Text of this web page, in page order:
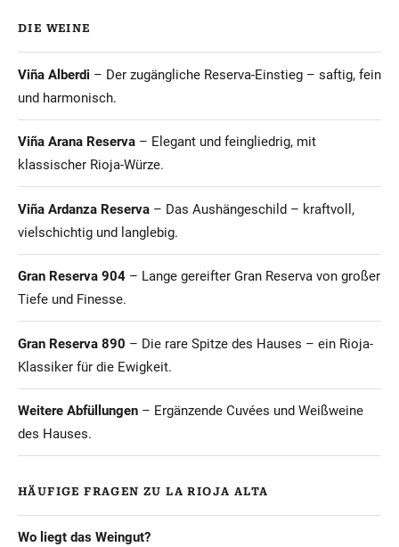
DIE WEINE
Viña Alberdi – Der zugängliche Reserva-Einstieg – saftig, fein
und harmonisch.
Viña Arana Reserva – Elegant und feingliedrig, mit
klassischer Rioja-Würze.
Viña Ardanza Reserva – Das Aushängeschild – kraftvoll,
vielschichtig und langlebig.
Gran Reserva 904 – Lange gereifter Gran Reserva von großer
Tiefe und Finesse.
Gran Reserva 890 – Die rare Spitze des Hauses – ein Rioja-
Klassiker für die Ewigkeit.
Weitere Abfüllungen – Ergänzende Cuvées und Weißweine
des Hauses.
HÄUFIGE FRAGEN ZU LA RIOJA ALTA
Wo liegt das Weingut?